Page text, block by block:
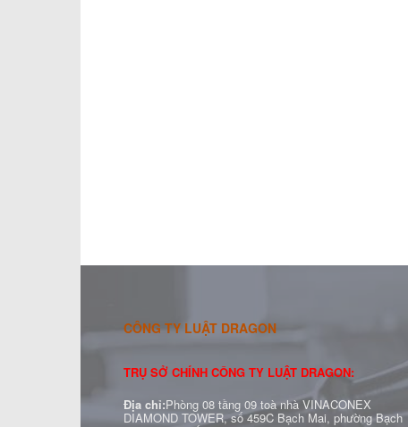
CÔNG TY LUẬT DRAGON
TRỤ SỞ CHÍNH CÔNG TY LUẬT DRAGON:
Địa chỉ:Phòng 08 tầng 09 toà nhà VINACONEX
DIAMOND TOWER, số 459C Bạch Mai, phường Bạch